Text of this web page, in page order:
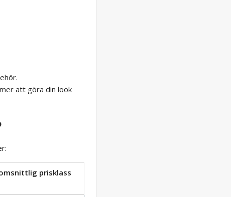
att göra din look
prisklass